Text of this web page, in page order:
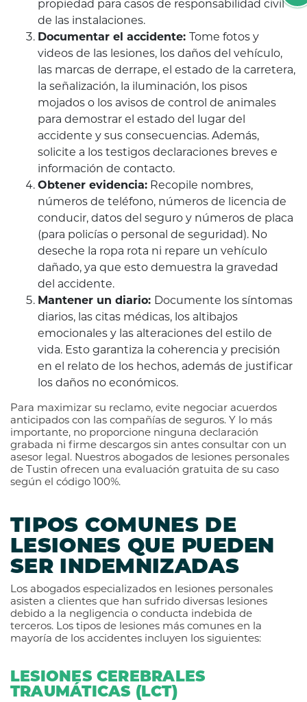
propiedad para casos de responsabilidad civil
de las instalaciones.
Documentar el accidente:
Tome fotos y
videos de las lesiones, los daños del vehículo,
las marcas de derrape, el estado de la carretera,
la señalización, la iluminación, los pisos
mojados o los avisos de control de animales
para demostrar el estado del lugar del
accidente y sus consecuencias. Además,
solicite a los testigos declaraciones breves e
información de contacto.
Obtener evidencia: Recopile nombres,
números de teléfono, números de licencia de
conducir, datos del seguro y números de placa
(para policías o personal de seguridad). No
deseche la ropa rota ni repare un vehículo
dañado, ya que esto demuestra la gravedad
del accidente.
Mantener un diario: Documente los síntomas
diarios, las citas médicas, los altibajos
emocionales y las alteraciones del estilo de
vida. Esto garantiza la coherencia y precisión
en el relato de los hechos, además de justificar
los daños no económicos.
Para maximizar su reclamo, evite negociar acuerdos
anticipados con las compañías de seguros. Y lo más
importante, no proporcione ninguna declaración
grabada ni firme descargos sin antes consultar con un
asesor legal. Nuestros abogados de lesiones personales
de Tustin ofrecen una evaluación gratuita de su caso
según el código 100%.
TIPOS COMUNES DE
LESIONES QUE PUEDEN
SER INDEMNIZADAS
Los abogados especializados en lesiones personales
asisten a clientes que han sufrido diversas lesiones
debido a la negligencia o conducta indebida de
terceros. Los tipos de lesiones más comunes en la
mayoría de los accidentes incluyen los siguientes:
LESIONES CEREBRALES
TRAUMÁTICAS (LCT)